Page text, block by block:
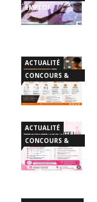
EMPLOI
ACTUALITÉ
CONCOURS &
EMPLOI
ACTUALITÉ
CONCOURS &
EMPLOI